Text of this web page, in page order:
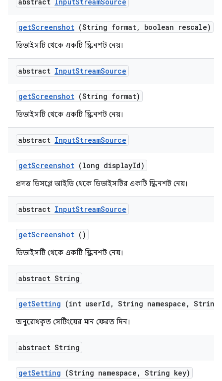
getScreenshot (String format, boolean rescale)
ডিভাইসটি থেকে একটি স্ক্রিনশট নেয়।
abstract InputStreamSource
getScreenshot (String format)
ডিভাইসটি থেকে একটি স্ক্রিনশট নেয়।
abstract InputStreamSource
getScreenshot (long displayId)
প্রদত্ত ডিসপ্লে আইডি থেকে ডিভাইসটির একটি স্ক্রিনশট নেয়।
abstract InputStreamSource
getScreenshot ()
ডিভাইসটি থেকে একটি স্ক্রিনশট নেয়।
abstract String
getSetting (int userId , String namespace , String
অনুরোধকৃত সেটিংয়ের মান ফেরত দিন।
abstract String
getSetting (String namespace , String key)